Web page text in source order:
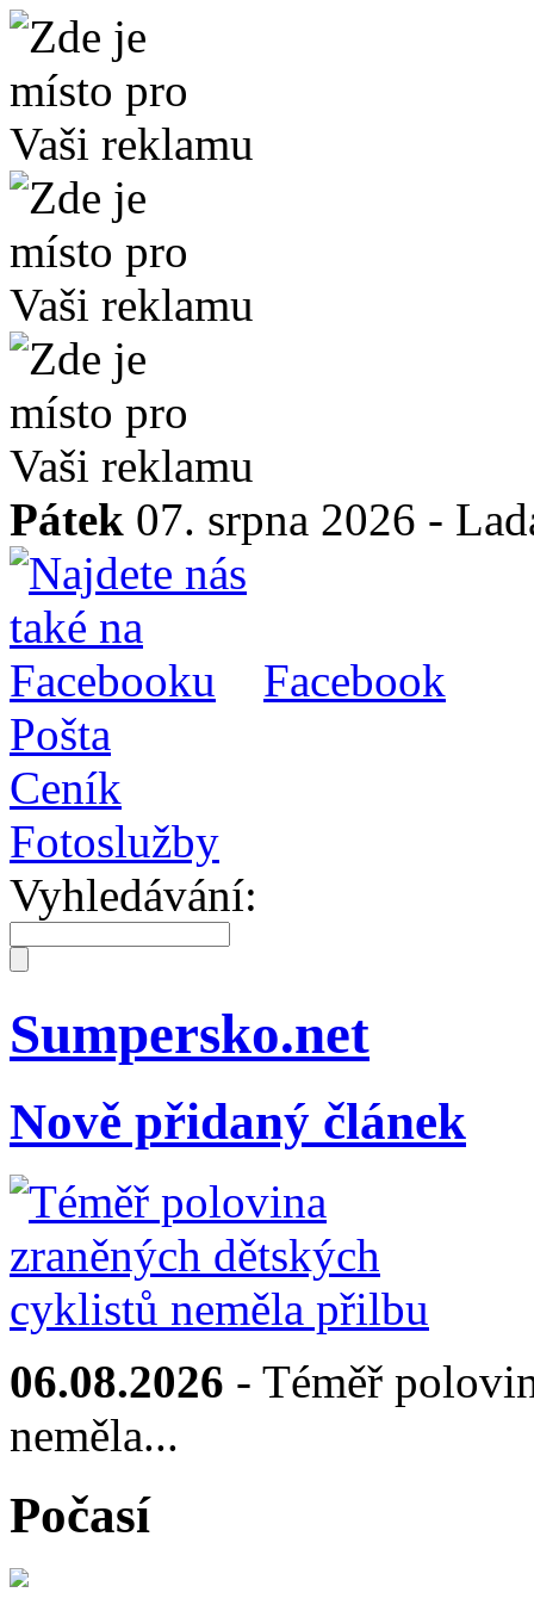
Pátek 07. srpna 2026 -
Facebook
Pošta
Ceník
Fotoslužby
Vyhledávání:
Sumpersko.net
Nově přidaný článek
06.08.2026 - Téměř
neměla...
Počasí